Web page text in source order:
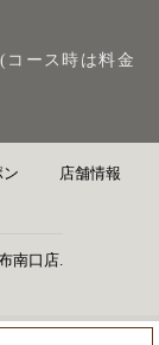
ース時は料金
ン 店舗情報
南口店.